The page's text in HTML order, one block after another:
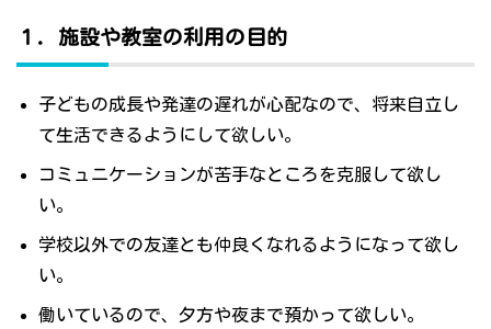
１．施設や教室の利用の目的
子どもの成長や発達の遅れが心配なので、将来自立し
て生活できるようにして欲しい。
コミュニケーションが苦手なところを克服して欲し
い。
学校以外での友達とも仲良くなれるようになって欲し
い。
働いているので、夕方や夜まで預かって欲しい。